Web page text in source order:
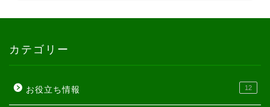
カテゴリー
お役立ち情報 12